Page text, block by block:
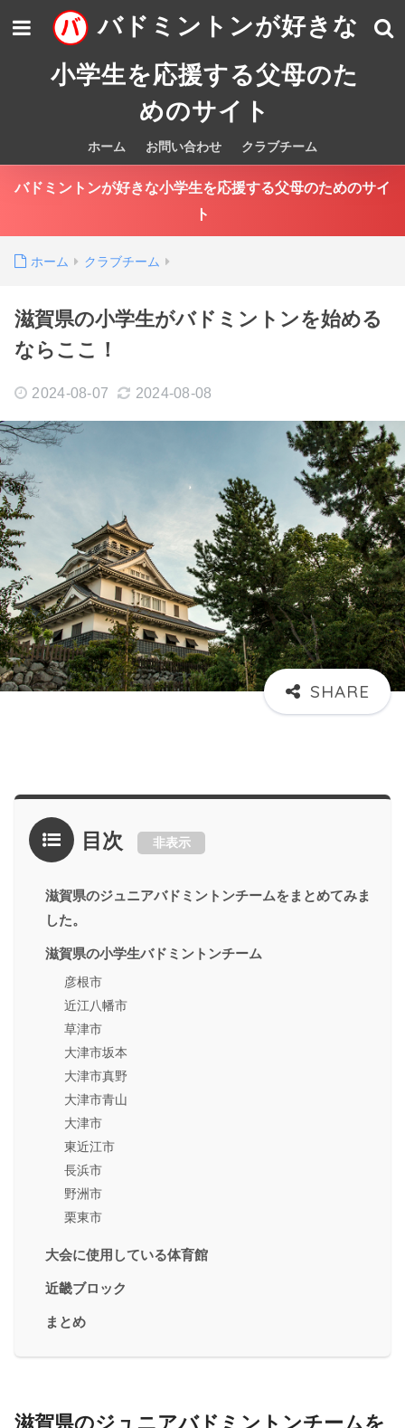
バドミントンが好きな
小学生を応援する父母のた
めのサイト
ホーム お問い合わせ クラブチーム
バドミントンが好きな小学生を応援する父母のためのサイ
ト
ホーム クラブチーム
滋賀県の小学生がバドミントンを始める
ならここ！
2024-08-07 2024-08-08
目次 非表示
滋賀県のジュニアバドミントンチームをまとめてみま
した。
滋賀県の小学生バドミントンチーム
彦根市
近江八幡市
草津市
大津市坂本
大津市真野
大津市青山
大津市
東近江市
長浜市
野洲市
栗東市
大会に使用している体育館
近畿ブロック
まとめ
滋賀県のジュニアバドミントンチームを